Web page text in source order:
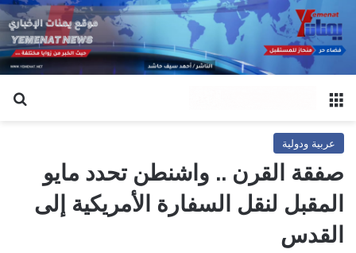
عربية ودولية
صفقة القرن .. واشنطن تحدد مايو
المقبل لنقل السفارة الأمريكية إلى
القدس